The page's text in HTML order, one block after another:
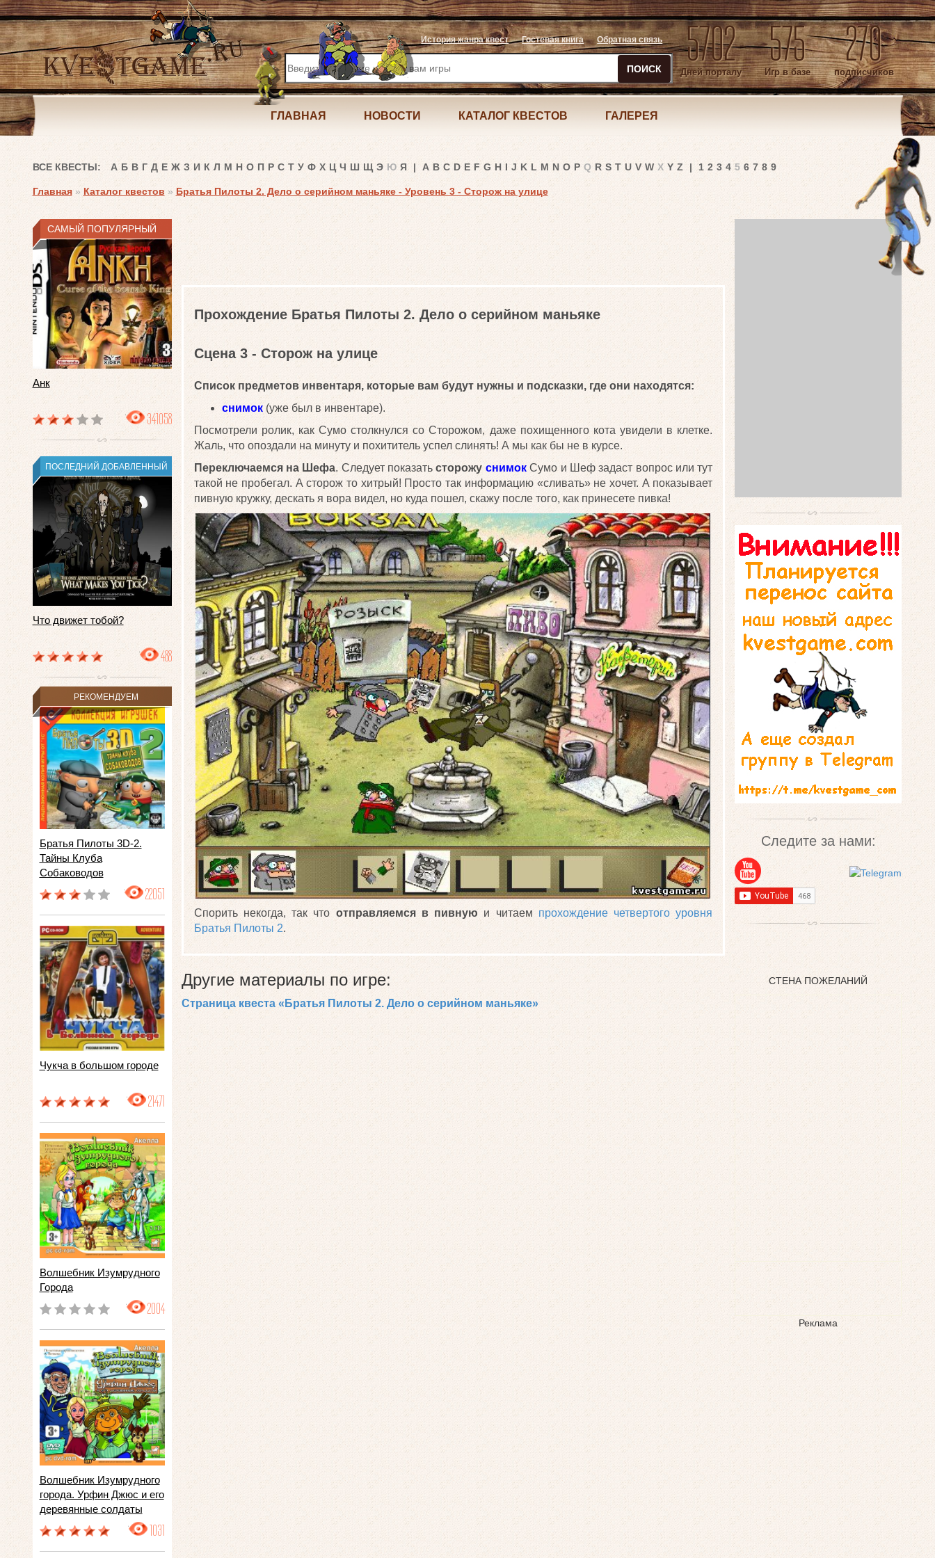
История жанра квест Гостевая книга Обратная связь
ПОИСК 5702
Дней порталу 575
Игр в базе 270
подписчиков
ГЛАВНАЯ НОВОСТИ КАТАЛОГ КВЕСТОВ ГАЛЕРЕЯ
ВСЕ КВЕСТЫ: А Б В Г Д Е Ж З И К Л М Н О П Р С Т У Ф Х Ц Ч Ш Щ Э Ю Я | A B C D E F G H I J K L M N O P Q R S T U V W X Y Z | 1 2 3 4 5 6 7 8 9
Главная » Каталог квестов » Братья Пилоты 2. Дело о серийном маньяке - Уровень 3 - Сторож на улице
САМЫЙ ПОПУЛЯРНЫЙ
Анк
341058
ПОСЛЕДНИЙ ДОБАВЛЕННЫЙ
Что движет тобой?
488
РЕКОМЕНДУЕМ
Братья Пилоты 3D-2.
Тайны Клуба
Собаководов
22051
Чукча в большом городе
21471
Волшебник Изумрудного
Города
2004
Волшебник Изумрудного
города. Урфин Джюс и его
деревянные солдаты
1031
Прохождение Братья Пилоты 2. Дело о серийном маньяке
Сцена 3 - Сторож на улице
Список предметов инвентаря, которые вам будут нужны и подсказки, где они находятся:
снимок(уже был в инвентаре).
Посмотрели ролик, как Сумо столкнулся со Сторожом, даже похищенного кота увидели в клетке.
Жаль, что опоздали на минуту и похититель успел слинять! А мы как бы не в курсе.
Переключаемся на Шефа. Следует показатьсторожу снимокСумо и Шеф задаст вопрос или тут
такой не пробегал. А сторож то хитрый! Просто так информацию «сливать» не хочет. А показывает
пивную кружку, дескать я вора видел, но куда пошел, скажу после того, как принесете пивка!
Спорить некогда, так что отправляемся в пивную и читаем прохождение четвертого уровня
Братья Пилоты 2.
Другие материалы по игре:
Страница квеста «Братья Пилоты 2. Дело о серийном маньяке»
Следите за нами:
СТЕНА ПОЖЕЛАНИЙ
Реклама